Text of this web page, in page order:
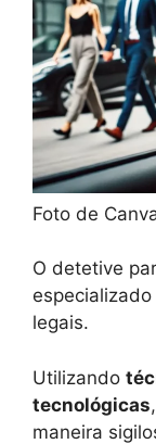
Foto de
O detetive
legais.
Utilizando
tecnológicas
maneira